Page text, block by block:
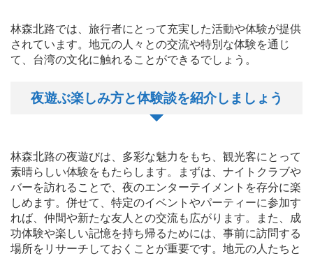
林森北路では、旅行者にとって充実した活動や体験が提供
されています。地元の人々との交流や特別な体験を通じ
て、台湾の文化に触れることができるでしょう。
夜遊ぶ楽しみ方と体験談を紹介しましょう
林森北路の夜遊びは、多彩な魅力をもち、観光客にとって
素晴らしい体験をもたらします。まずは、ナイトクラブや
バーを訪れることで、夜のエンターテイメントを存分に楽
しめます。併せて、特定のイベントやパーティーに参加す
れば、仲間や新たな友人との交流も広がります。また、成
功体験や楽しい記憶を持ち帰るためには、事前に訪問する
場所をリサーチしておくことが重要です。地元の人たちと